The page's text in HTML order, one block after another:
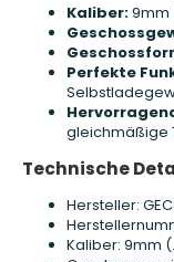
Kaliber:9mm
Perfekte
gleichmäßige
Technische
Hersteller:
Kaliber: 9mm